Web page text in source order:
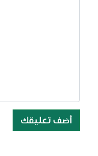
أضف تعليقك